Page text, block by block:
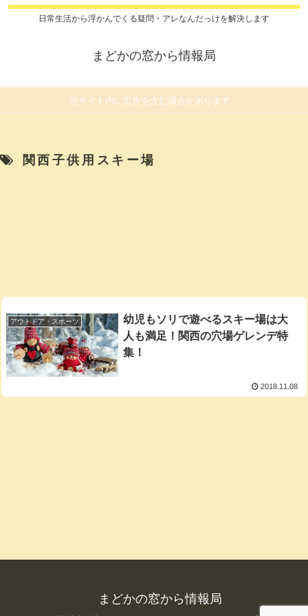
日常生活から浮かんでくる疑問・アレなんだっけを解決します
まどかの窓から情報局
当サイト内に広告を含む場合があります。
関西子供用スキー場
アウトドア・スポーツ
幼児もソリで遊べるスキー場は大
人も満足！関西の穴場ゲレンデ特
集！
2018.11.08
まどかの窓から情報局